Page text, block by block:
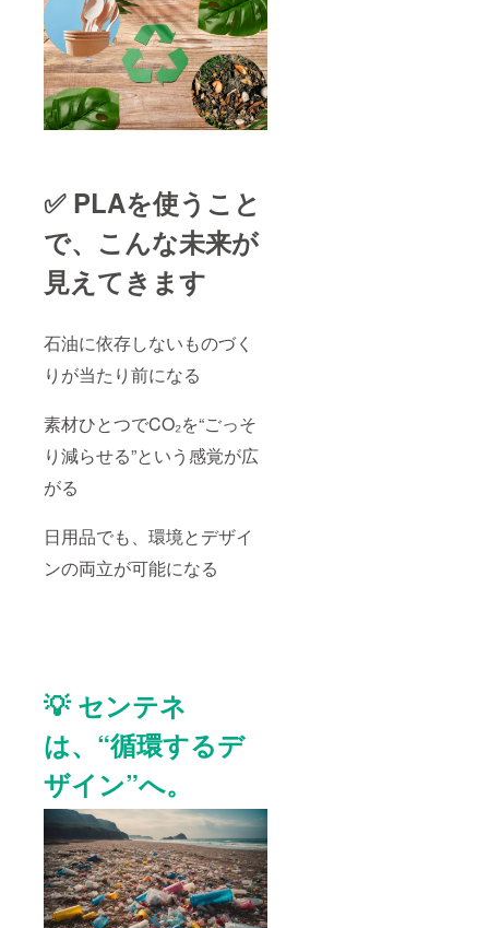
✅ PLAを使うこと
で、こんな未来が
見えてきます
石油に依存しないものづく
りが当たり前になる
素材ひとつでCO₂を“ごっそ
り減らせる”という感覚が広
がる
日用品でも、環境とデザイ
ンの両立が可能になる
💡 センテネ
は、“循環するデ
ザイン”へ。